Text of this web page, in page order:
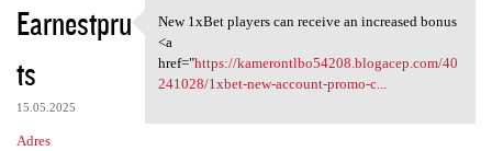
Earnestpru
ts
15.05.2025
Adres
New 1xBet players can receive
New 1xBet players can receive an increased bonus
<a
href="https://kamerontlbo54208.blogacep.com/40
241028/1xbet-new-account-promo-c...